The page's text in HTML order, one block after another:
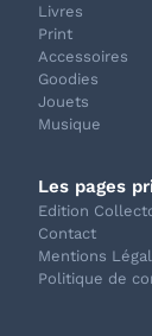
Livres
Print
Accessoires
Goodies
Jouets
Musique
Les pages
Edition
Contact
Mentions
Politique de